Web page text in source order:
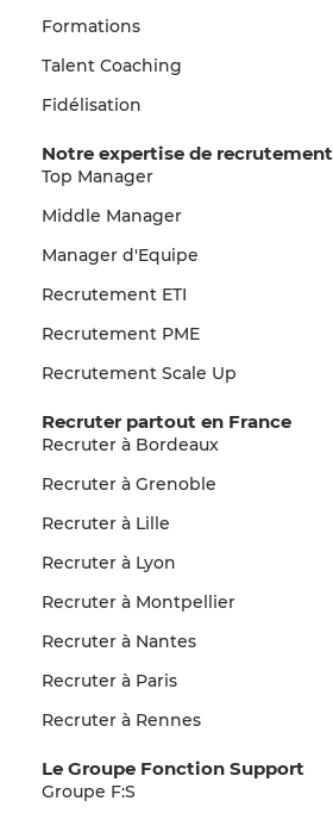
Formations
Talent Coaching
Fidélisation
Notre expertise de recrutement
Top Manager
Middle Manager
Manager d'Equipe
Recrutement ETI
Recrutement PME
Recrutement Scale Up
Recruter partout en France
Recruter à Bordeaux
Recruter à Grenoble
Recruter à Lille
Recruter à Lyon
Recruter à Montpellier
Recruter à Nantes
Recruter à Paris
Recruter à Rennes
Le Groupe Fonction Support
Groupe F:S